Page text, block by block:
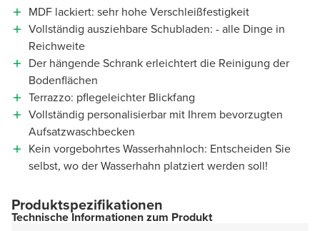
MDF lackiert: sehr hohe Verschleißfestigkeit
Vollständig ausziehbare Schubladen: - alle Dinge in
Reichweite
Der hängende Schrank erleichtert die Reinigung der
Bodenflächen
Terrazzo: pflegeleichter Blickfang
Vollständig personalisierbar mit Ihrem bevorzugten
Aufsatzwaschbecken
Kein vorgebohrtes Wasserhahnloch: Entscheiden Sie
selbst, wo der Wasserhahn platziert werden soll!
Produktspezifikationen
Technische Informationen zum Produkt